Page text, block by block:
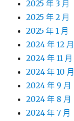
2025 年 3 月
2025 年 2 月
2025 年 1 月
2024 年 12 月
2024 年 11 月
2024 年 10 月
2024 年 9 月
2024 年 8 月
2024 年 7 月